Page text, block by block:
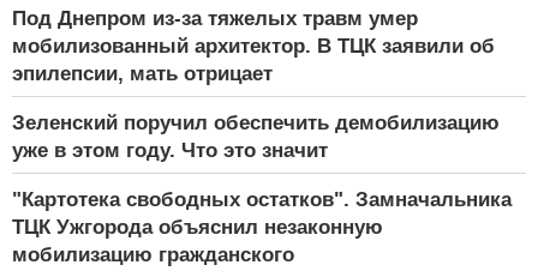
Под Днепром из-за тяжелых травм умер
мобилизованный архитектор. В ТЦК заявили об
эпилепсии, мать отрицает
Зеленский поручил обеспечить демобилизацию
уже в этом году. Что это значит
"Картотека свободных остатков". Замначальника
ТЦК Ужгорода объяснил незаконную
мобилизацию гражданского